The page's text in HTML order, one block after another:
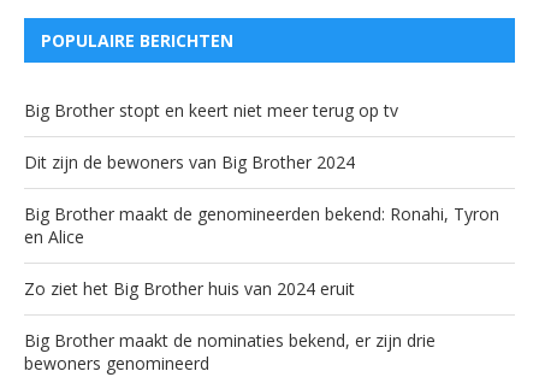
POPULAIRE BERICHTEN
Big Brother stopt en keert niet meer terug op tv
Dit zijn de bewoners van Big Brother 2024
Big Brother maakt de genomineerden bekend: Ronahi, Tyron
en Alice
Zo ziet het Big Brother huis van 2024 eruit
Big Brother maakt de nominaties bekend, er zijn drie
bewoners genomineerd